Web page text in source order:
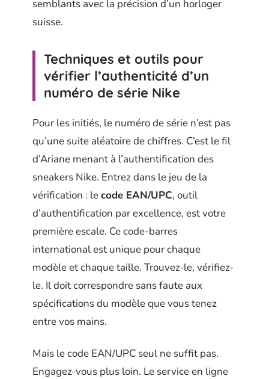
semblants avec la précision d’un horloger
suisse.
Techniques et outils pour
vérifier l’authenticité d’un
numéro de série Nike
Pour les initiés, le numéro de série n’est pas
qu’une suite aléatoire de chiffres. C’est le fil
d’Ariane menant à l’authentification des
sneakers Nike. Entrez dans le jeu de la
vérification : lecode EAN/UPC, outil
d’authentification par excellence, est votre
première escale. Ce code-barres
international est unique pour chaque
modèle et chaque taille. Trouvez-le, vérifiez-
le. Il doit correspondre sans faute aux
spécifications du modèle que vous tenez
entre vos mains.
Mais le code EAN/UPC seul ne suffit pas.
Engagez-vous plus loin. Le service en ligne